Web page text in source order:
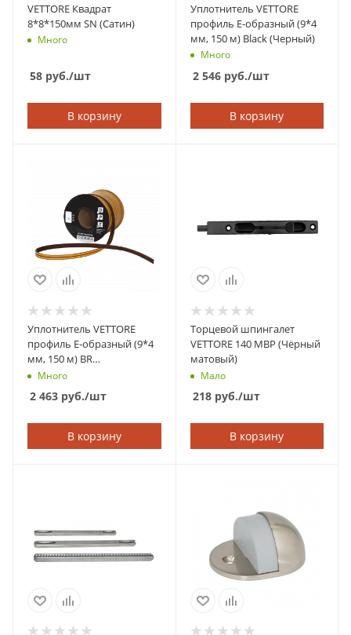
VETTORE Квадрат
8*8*150мм SN (Сатин)
Много
58 руб./шт
В корзину
Уплотнитель VETTORE
профиль E-образный (9*4
мм, 150 м) Black (Черный)
Много
2 546руб./шт
В корзину
Уплотнитель VETTORE
профиль E-образный (9*4
мм, 150 м) BR
(Коричневый)
Много
2 463 руб./шт
В корзину
Торцевой шпингалет
VETTORE 140 MBP (Чёрный
матовый)
Мало
218руб./шт
В корзину